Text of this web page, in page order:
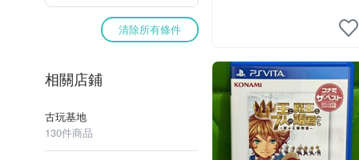
清除所有條件
相關店鋪
古玩基地
130件商品